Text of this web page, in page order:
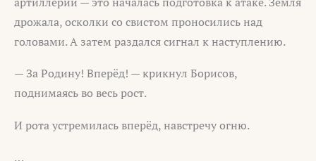
дрожала, осколки со свистом проносились над
головами. А затем раздался сигнал к наступлению.
— За Родину! Вперёд! — крикнул Борисов,
поднимаясь во весь рост.
И рота устремилась вперёд, навстречу огню.
…